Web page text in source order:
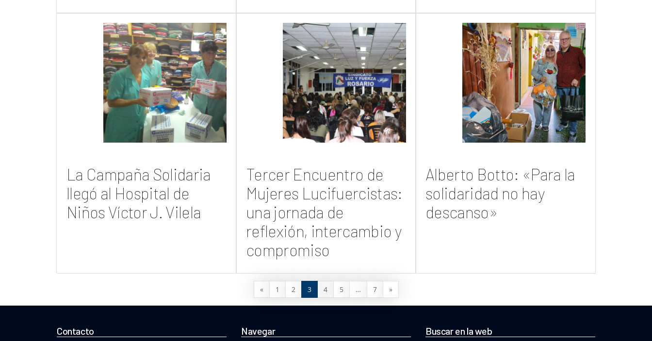
La Campaña Solidaria
llegó al Hospital de
Niños Víctor J. Vilela
Tercer Encuentro de
Mujeres Lucifuercistas:
una jornada de
reflexión, intercambio y
compromiso
Alberto Botto: «Para la
solidaridad no hay
descanso»
« 1 2 3 4 5 … 7 »
Contacto Navegar Buscar en la web